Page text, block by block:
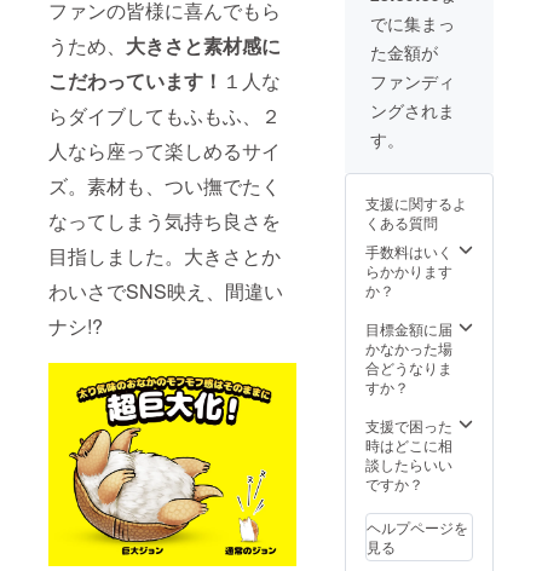
ファンの皆様に喜んでもら
うため、 大きさと素材感に
こだわっています！ １人な
らダイブしてもふもふ、２
人なら座って楽しめるサイ
ズ。素材も、つい撫でたく
なってしまう気持ち良さを
目指しました。大きさとか
わいさでSNS映え、間違い
ナシ!?
援者様
担とな
りま
IREの
ユー
ザー名
を掲載
いたし
ます。
い。 ※
支援者
様には
別途希
望キャ
ラク
するご
連絡を
いたし
は支援
時に、
必ず備
考欄に
掲載す
るお名
ださ
入のな
い場合
は
CAMPF
ザー名
を掲載
いたし
くださ
い。 ※
支援者
様には
顔絵用
のお写
真など
でに集まっ
た金額が
ファンディ
ングされま
す。
支援に関するよ
くある質問
手数料はいく
らかかります
か？
目標金額に届
かなかった場
合どうなりま
すか？
支援で困った
時はどこに相
談したらいい
ですか？
ヘルプページを
見る